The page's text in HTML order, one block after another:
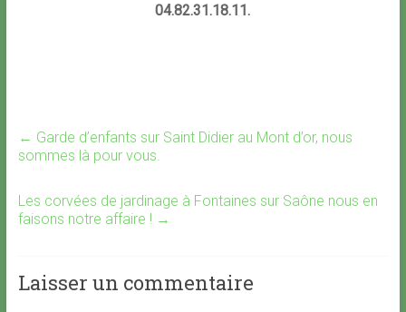
04.82.31.18.11.
← Garde d’enfants sur Saint Didier au Mont d’or, nous
sommes là pour vous.
Les corvées de jardinage à Fontaines sur Saône nous en
faisons notre affaire ! →
Laisser un commentaire